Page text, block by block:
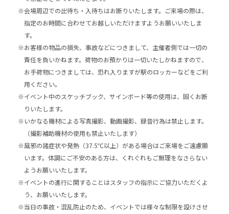
※会場周辺での出待ち・入待ちはお断りいたします。ご来場の際は、
指定のお時間に合わせてお越しいただけますようお願いいたしま
す。
※お客様の物品の損失、事故などにつきまして、主催者側では一切の
責任を負いかねます。荷物のお預かりは一切いたしかねますので、
お手荷物につきましては、恐れ入りますが駅のロッカーなどをご利
用ください。
※イベント中のスケッチブック、サインボード等の使用は、固くお断
りいたします。
※いかなる機材による写真撮影、動画撮影、録音行為は禁止します。
（撮影補助機材の使用も禁止いたします）
※風邪の諸症状や発熱（37.5℃以上）がある場合はご来場をご遠慮願
います。体調にご不安のある方は、くれぐれもご無理をなさらない
ようお願いいたします。
※イベントの進行に関することはスタッフの指示にご協力いただくよ
う、お願いいたします。
※当日の事故・混乱防止のため、イベントでは様々な制限を設けさせ